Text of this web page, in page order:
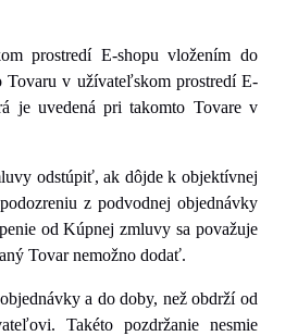
prostredí E-shopu vložením do
v užívateľskom prostredí E-
je uvedená pri takomto Tovare v
odstúpiť, ak dôjde k objektívnej
z podvodnej objednávky
od Kúpnej zmluvy sa považuje
Tovar nemožno dodať.
a do doby, než obdrží od
Takéto pozdržanie nesmie